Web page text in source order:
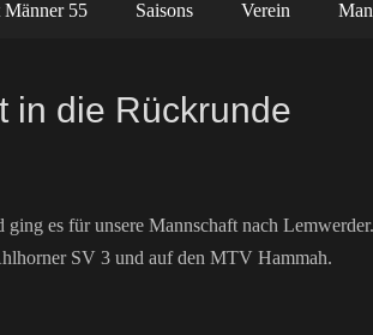
Männer 55 Saisons Verein
in die Rückrunde
es für unsere Mannschaft nach
SV 3 und auf den MTV Hammah.